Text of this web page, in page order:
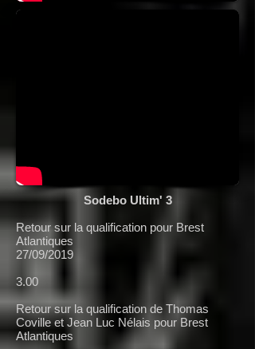
Sodebo Ultim' 3
Retour sur la qualification pour Brest
Atlantiques
27/09/2019
3.00
Retour sur la qualification de Thomas
Coville et Jean Luc Nélais pour Brest
Atlantiques